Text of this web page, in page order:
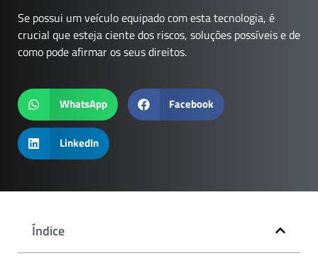
Se possui um veículo equipado com esta tecnologia, é
crucial que esteja ciente dos riscos, soluções possíveis e de
como pode afirmar os seus direitos.
WhatsApp Facebook
LinkedIn
Índice